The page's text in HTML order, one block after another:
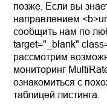
позже. Если вы
направлением
сообщить нам по
target="_blank"
рассмотрим
мониторинг
ознакомиться с
таблицей листинга.